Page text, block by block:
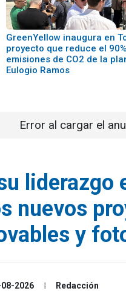
GreenYellow inaugura en
proyecto que reduce el
emisiones de CO2 de la
Eulogio Ramos
Error al cargar el
liderazgo
nuevos
y
2026 Redacción